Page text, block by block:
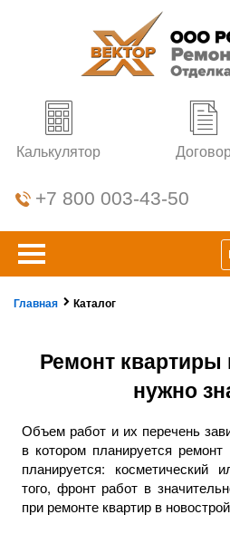
Калькулятор
+7 800 003-43-50
Главная Каталог
Ремонт квартиры
нужно
Объем работ и их перечень
в котором планируется
планируется: косметический
того, фронт работ в
при ремонте квартир в